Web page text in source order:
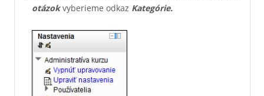
otázok vyberieme odkaz Kategórie.